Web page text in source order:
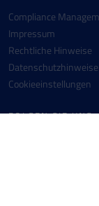
Compliance
Impressum
Rechtliche Hinweise
Datenschutzhinweise
Cookieeinstellungen
FOLGEN SIE UNS